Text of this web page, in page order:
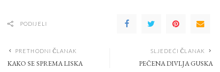
PODIJELI
PRETHODNI ČLANAK
KAKO SE SPREMA LISKA
SLJEDEĆI ČLANAK
PEČENA DIVLJA GUSKA